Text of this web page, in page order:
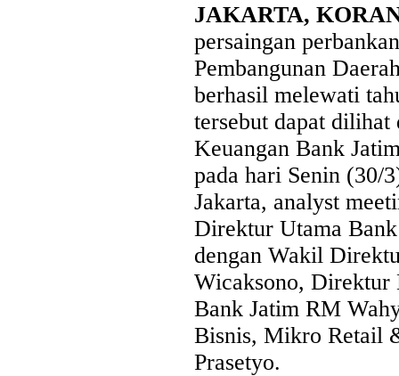
Perkuat Sinergi Antar BPD, Bank Jatim dan
Layanan Jasa Remitansi Kemitraan
SURABAYA,KORANRAKYAT.COM,- 22 Juli 2026. PT
Tbk (Bank Jatim) terus memperkuat transformasi digital dan
Pembangunan Daerah (BPD) guna menghadirkan layanan
efisien, dan berdaya saing. Salah...
JAKARTA,
persaingan
Pembangunan
berhasil melewati
tersebut dapat
Keuangan Bank
pada hari Senin (30/
Jakarta, analyst
Direktur Utama
dengan Wakil
Wicaksono, Direktur
Bank Jatim RM
Bisnis, Mikro Retail
Prasetyo.